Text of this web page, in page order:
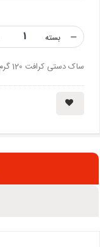
بسته
ساک دستی کرافت 120 گرم